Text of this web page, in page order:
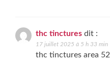
thc tinctures dit :
17 juillet 2025 à 5 h 33 min
thc tinctures area 52